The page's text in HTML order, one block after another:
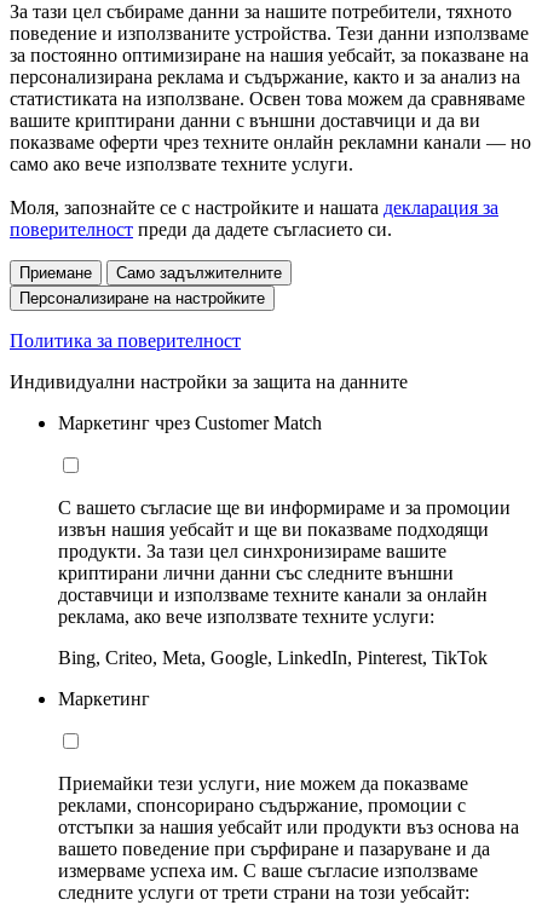
За тази цел събираме данни за нашите потребители, тяхното
поведение и използваните устройства. Тези данни използваме
за постоянно оптимизиране на нашия уебсайт, за показване на
персонализирана реклама и съдържание, както и за анализ на
статистиката на използване. Освен това можем да сравняваме
вашите криптирани данни с външни доставчици и да ви
показваме оферти чрез техните онлайн рекламни канали — но
само ако вече използвате техните услуги.
Моля, запознайте се с настройките и нашата декларация за
поверителност преди да дадете съгласието си.
Приемане
Само задължителните
Персонализиране на настройките
Политика за поверителност
Индивидуални настройки за защита на данните
Маркетинг чрез Customer Match
С вашето съгласие ще ви информираме и за промоции
извън нашия уебсайт и ще ви показваме подходящи
продукти. За тази цел синхронизираме вашите
криптирани лични данни със следните външни
доставчици и използваме техните канали за онлайн
реклама, ако вече използвате техните услуги:
Bing, Criteo, Meta, Google, LinkedIn, Pinterest, TikTok
Маркетинг
Приемайки тези услуги, ние можем да показваме
реклами, спонсорирано съдържание, промоции с
отстъпки за нашия уебсайт или продукти въз основа на
вашето поведение при сърфиране и пазаруване и да
измерваме успеха им. С ваше съгласие използваме
следните услуги от трети страни на този уебсайт: